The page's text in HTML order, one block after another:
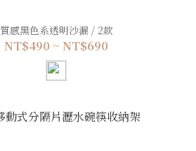
質感黑色系透明沙漏 / 2款
NT$490 ~ NT$690